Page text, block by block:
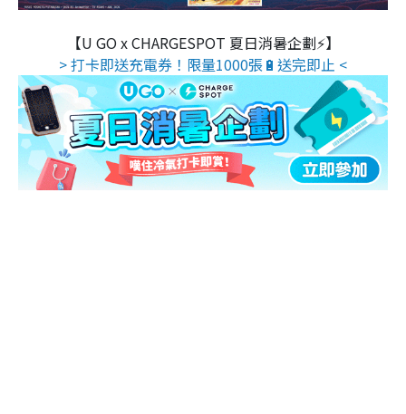
【U GO x CHARGESPOT 夏日消暑企劃⚡】
> 打卡即送充電券！限量1000張🔋送完即止 <